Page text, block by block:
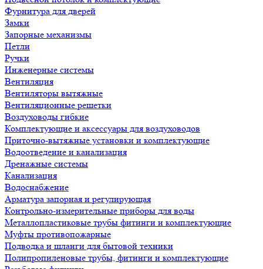
Фурнитура для дверей
Замки
Запорные механизмы
Петли
Ручки
Инженерные системы
Вентиляция
Вентиляторы вытяжные
Вентиляционные решетки
Воздуховоды гибкие
Комплектующие и аксессуары для воздуховодов
Приточно-вытяжные установки и комплектующие
Водоотведение и канализация
Дренажные системы
Канализация
Водоснабжение
Арматура запорная и регулирующая
Контрольно-измерительные приборы для воды
Металлопластиковые трубы фитинги и комплектующие
Муфты противопожарные
Подводка и шланги для бытовой техники
Полипропиленовые трубы, фитинги и комплектующие